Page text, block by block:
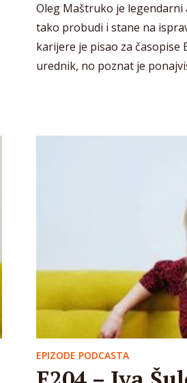
Oleg Maštruko je
tako probudi i stane na
karijere je pisao za časopise
urednik, no poznat je
EPIZODE PODCASTA